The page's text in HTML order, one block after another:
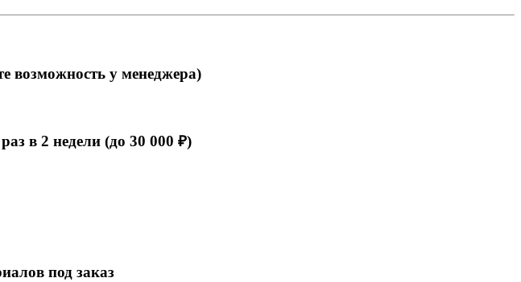
у менеджера)
в 2 недели (до 30 000 ₽)
под заказ